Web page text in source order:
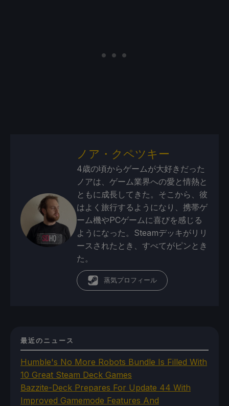
ノア・クペツキー
4歳の頃からゲームが大好きだった
ノアは、ゲーム業界への愛と情熱と
ともに成長してきた。そこから、彼
はよく旅行するようになり、携帯ゲ
ーム機やPCゲームに喜びを感じる
ようになった。Steamデッキがリリ
ースされたとき、すべてがピンとき
た。
蒸気プロフィール
最近のニュース
Humble's No More Robots Bundle Is Filled With
10 Great Steam Deck Games
Bazzite-Deck Prepares For Update 44 With
Improved Gamemode Features And